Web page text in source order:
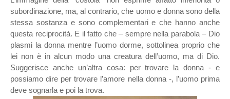
subordinazione, ma, al contrario, che uomo e donna sono della
stessa sostanza e sono complementari e che hanno anche
questa reciprocità. E il fatto che – sempre nella parabola – Dio
plasmi la donna mentre l’uomo dorme, sottolinea proprio che
lei non è in alcun modo una creatura dell’uomo, ma di Dio.
Suggerisce anche un’altra cosa: per trovare la donna - e
possiamo dire per trovare l’amore nella donna -, l’uomo prima
deve sognarla e poi la trova.